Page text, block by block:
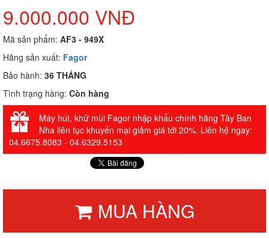
9.000.000 VNĐ
Mã sản phẩm: AF3 - 949X
Hãng sản xuất: Fagor
Bảo hành: 36 THÁNG
Tình trạng hàng: Còn hàng
Máy hút, khử mùi Fagor nhập khẩu chính hãng Tây Ban
Nha liên tục khuyến mại giảm giá tới 20%. Liên hệ ngay:
04.6675.8083 - 04.6329.5153
MUA HÀNG